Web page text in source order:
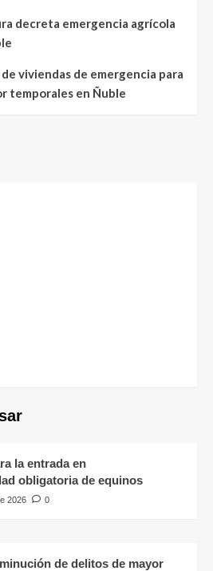
decreta emergencia agrícola
viviendas de emergencia para
temporales en Ñuble
la entrada en
obligatoria de equinos
2026 0
de delitos de mayor